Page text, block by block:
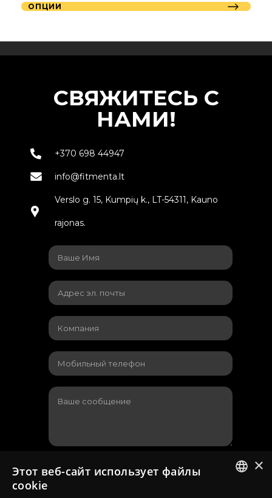
ОПЦИИ
СВЯЖИТЕСЬ С
НАМИ!
+370 698 44947
info@fitmenta.lt
Verslo g. 15, Kumpių k., LT-54311, Kauno
rajonas.
конфиденциальности,
×
Этот веб-сайт использует файлы
cookie